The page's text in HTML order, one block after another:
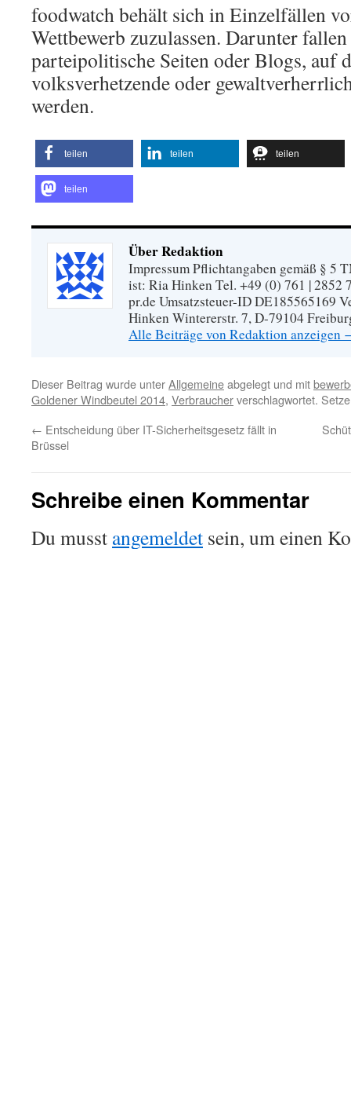
foodwatch behält sich in Einzelfällen
Wettbewerb zuzulassen. Darunter
parteipolitische Seiten oder Blogs, auf
volksverhetzende oder
werden.
teilen teilen teilen
teilen
Über Redaktion
Impressum Pflichtangaben gemäß § 5
ist: Ria Hinken Tel. +49 (0) 761 | 2852
pr.de Umsatzsteuer-ID DE185565169
Hinken Wintererstr. 7, D-79104
Alle Beiträge von Redaktion anzeigen
Dieser Beitrag wurde unterAllgemeineabgelegt und mit
Goldener Windbeutel 2014, Verbraucherverschlagwortet.
← Entscheidung über IT-Sicherheitsgesetz fällt in
Brüssel
Schreibe einen Kommentar
Du musst angemeldet sein, um einen